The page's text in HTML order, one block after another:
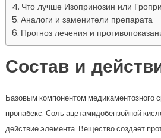
Что лучше Изопринозин или
Аналоги и заменители препарата
Прогноз лечения и
Состав и
Базовым компонентом медикаментозного
пронабекс. Соль ацетамидобензойной
действие элемента. Вещество создает